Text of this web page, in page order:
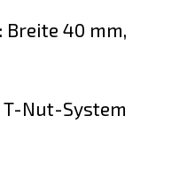
Breite 40 mm,
T-Nut-System